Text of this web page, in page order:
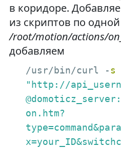
в коридоре.
из скриптов по
/root/motion/actions/
добавляем
/usr/bin/curl - s
"http://
on.htm?